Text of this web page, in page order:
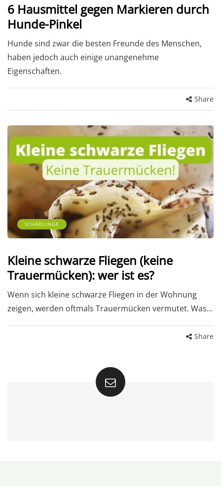
6 Hausmittel gegen Markieren durch
Hunde-Pinkel
Hunde sind zwar die besten Freunde des Menschen,
haben jedoch auch einige unangenehme
Eigenschaften.
Share
SCHÄDLINGE
Kleine schwarze Fliegen (keine
Trauermücken): wer ist es?
Wenn sich kleine schwarze Fliegen in der Wohnung
zeigen, werden oftmals Trauermücken vermutet. Was…
Share